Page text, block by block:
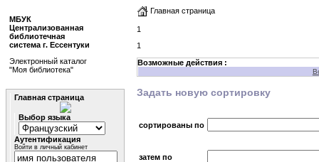
Главная страница
1
1
Возможные действия :
Задать новую сортировку
сортированы по
затем по
МБУК
Централизованная
библиотечная
система г. Ессентуки
Электронный каталог
"Моя библиотека"
Главная страница
Выбор языка
Аутентификация
Войти в личный кабинет